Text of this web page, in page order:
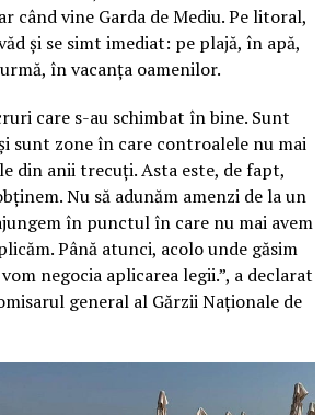
când vine Garda de Mediu. Pe litoral,
și se simt imediat: pe plajă, în apă,
în vacanța oamenilor.
care s-au schimbat în bine. Sunt
sunt zone în care controalele nu mai
din anii trecuți. Asta este, de fapt,
Nu să adunăm amenzi de la un
în punctul în care nu mai avem
Până atunci, acolo unde găsim
negocia aplicarea legii.”, a declarat
general al Gărzii Naționale de